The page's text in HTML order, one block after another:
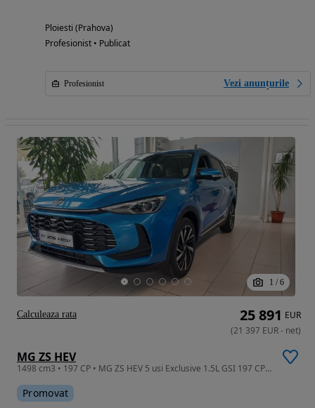
Ploiesti (Prahova)
Profesionist • Publicat
Profesionist Vezi anunțurile
1 / 6
MG ZS HEV
1498 cm3 • 197 CP • MG ZS HEV 5 usi Exclusive 1.5L GSI 197 CP AT
Promovat
25 891 EUR
(21 397 EUR- net)
Calculeaza rata